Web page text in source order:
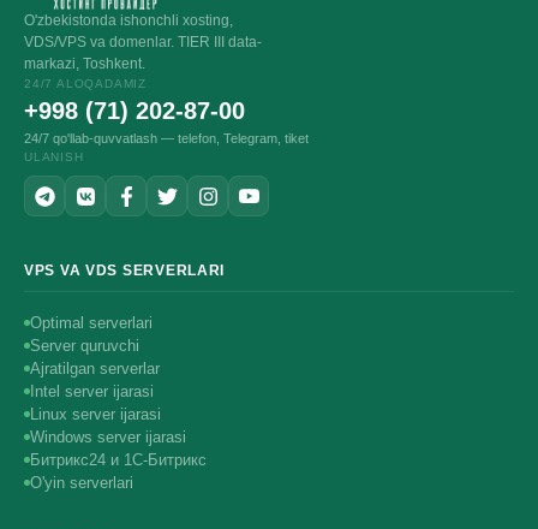
O'zbekistonda ishonchli xosting,
VDS/VPS va domenlar. TIER III data-
markazi, Toshkent.
24/7 ALOQADAMIZ
+998 (71) 202-87-00
24/7 qo'llab-quvvatlash — telefon, Telegram, tiket
ULANISH
VPS VA VDS SERVERLARI
Optimal serverlari
Server quruvchi
Ajratilgan serverlar
Intel server ijarasi
Linux server ijarasi
Windows server ijarasi
Битрикс24 и 1С-Битрикс
O'yin serverlari